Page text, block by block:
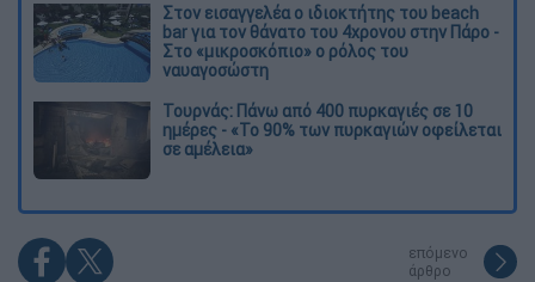
Στον εισαγγελέα ο ιδιοκτήτης του beach
bar για τον θάνατο του 4χρονου στην Πάρο -
Στο «μικροσκόπιο» ο ρόλος του
ναυαγοσώστη
Τουρνάς: Πάνω από 400 πυρκαγιές σε 10
ημέρες - «Το 90% των πυρκαγιών οφείλεται
σε αμέλεια»
επόμενο
άρθρο